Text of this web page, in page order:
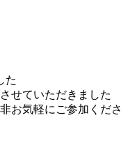
た
せていただきました
お気軽にご参加くださ